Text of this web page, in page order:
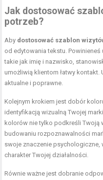
Jak dostosować
potrzeb?
Aby dostosować szablon
od edytowania tekstu.
takie jak imię i nazwisko,
umożliwią klientom łatwy
aktualne i poprawne.
Kolejnym krokiem jest dobór
identyfikacją wizualną Twojej
kolorów nie tylko podkreśli Twoją
budowaniu rozpoznawalności
swoje znaczenie psychologiczne,
charakter Twojej działalności.
Równie ważne jest dobranie